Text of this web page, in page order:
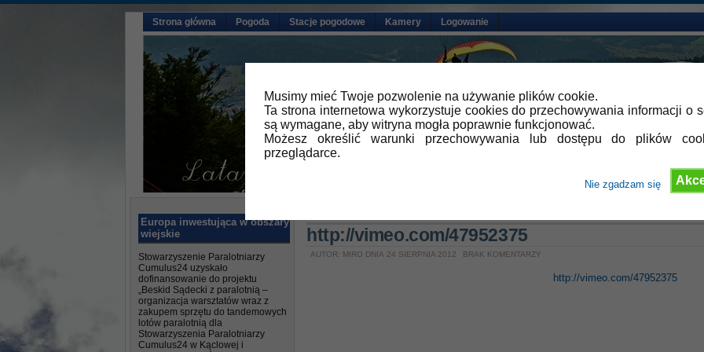
Musimy mieć Twoje pozwolenie na używanie plików cookie.
Ta strona internetowa wykorzystuje cookies do przechowywania informacji o
są wymagane, aby witryna mogła poprawnie funkcjonować.
Możesz określić warunki przechowywania lub dostępu do plików
przeglądarce.
Nie zgadzam się
Strona główna Pogoda Stacje pogodowe Kamery Logowanie
Europa inwestująca w obszary
wiejskie
Stowarzyszenie Paralotniarzy
Cumulus24 uzyskało
dofinansowanie do projektu
„Beskid Sądecki z paralotnią –
organizacja warsztatów wraz z
zakupem sprzętu do tandemowych
lotów paralotnią dla
Stowarzyszenia Paralotniarzy
Cumulus24 w Kąclowej i
http://vimeo.com/47952375
AUTOR: MIRO DNIA 24 SIERPNIA 2012 BRAK KOMENTARZY
http://vimeo.com/47952375